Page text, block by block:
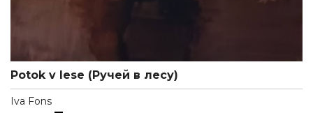
Potok v lese (Ручей в лесу)
Iva Fons